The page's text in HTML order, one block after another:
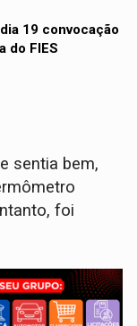
19 convocação
do FIES
sentia bem,
foi